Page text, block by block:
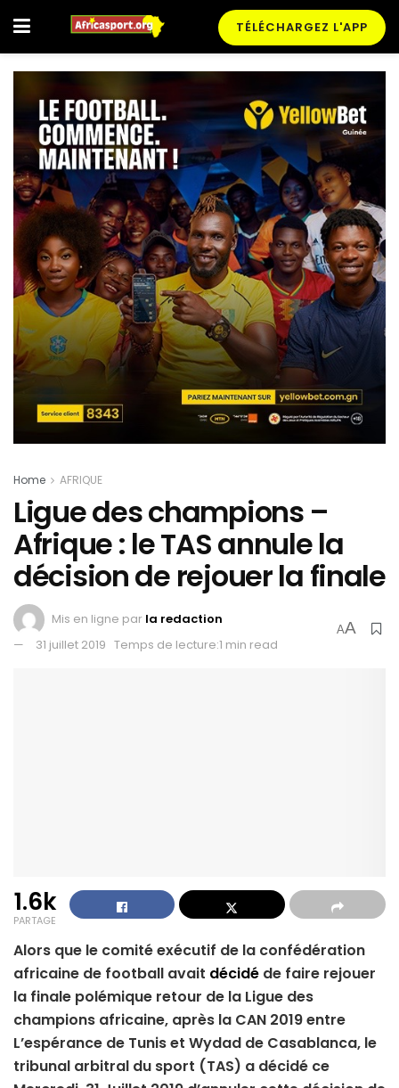
TÉLÉCHARGEZ L'APP
Home AFRIQUE
Ligue des champions –
Afrique : le TAS annule la
décision de rejouer la finale
Mis en ligne par la redaction
31 juillet 2019 Temps de lecture:1 min read
AA
1.6k
PARTAGE
Alors que le comité exécutif de la confédération
africaine de football avait décidé de faire rejouer
la finale polémique retour de la Ligue des
champions africaine, après la CAN 2019 entre
L’espérance de Tunis et Wydad de Casablanca, le
tribunal arbitral du sport (TAS) a décidé ce